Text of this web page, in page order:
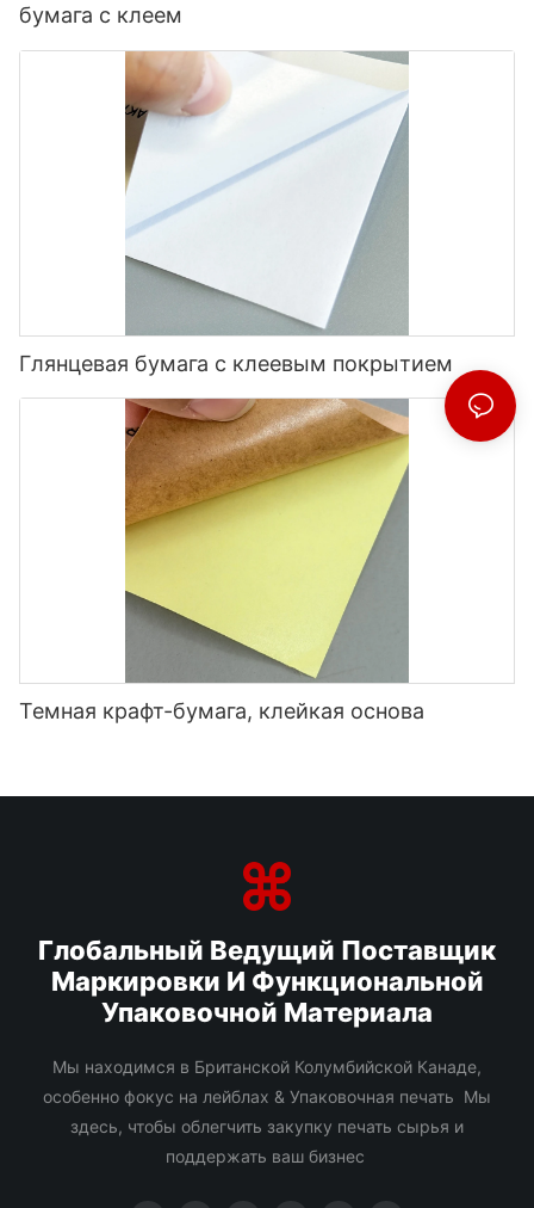
бумага с клеем
Глянцевая бумага с клеевым покрытием
Темная крафт-бумага, клейкая основа
Глобальный Ведущий Поставщик
Маркировки И Функциональной
Упаковочной Материала
Мы находимся в Британской Колумбийской Канаде,
особенно фокус на лейблах & Упаковочная печать Мы
здесь, чтобы облегчить закупку печать сырья и
поддержать ваш бизнес